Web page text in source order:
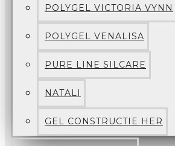
POLYGEL VICTORIA VYNN
POLYGEL VENALISA
PURE LINE SILCARE
NATALI
GEL CONSTRUCTIE HER